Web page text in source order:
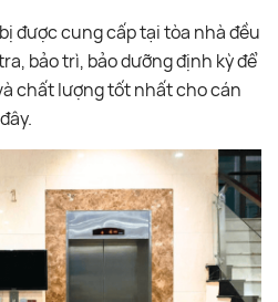
được cung cấp tại tòa nhà đều
bảo trì, bảo dưỡng định kỳ để
chất lượng tốt nhất cho cán